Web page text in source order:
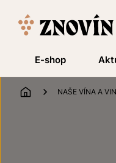
E-shop
ÚVOD
NAŠE VÍNA A